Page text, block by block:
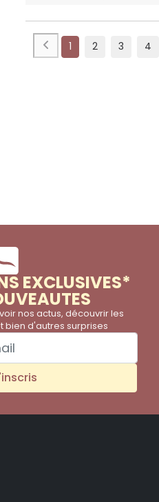
1 2 3 4
EXCLUSIVES*
nos actus, découvrir les
d'autres surprises